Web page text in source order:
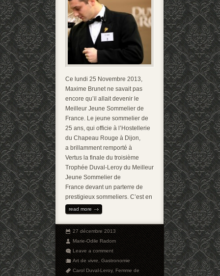
Ce lundi 25 Novembre 2013,
Maxime Brunet ne savait pas
encore qu’il allait devenir le
Meilleur Jeune Sommelier de
France. Le jeune sommelier de
25 ans, qui officie à l’Hostellerie
du Chapeau Rouge à Dijon,
a brillamment remporté à
Vertus la finale du troisième
Trophée Duval-Leroy du Meilleur
Jeune Sommelier de
France devant un parterre de
prestigieux sommeliers. C’est en
read more
27 décembre 2013
Marie-Odile Radom
Leave a comment
Art de vivre,Gastronomie
Carol Duval-Leroy,Femme de